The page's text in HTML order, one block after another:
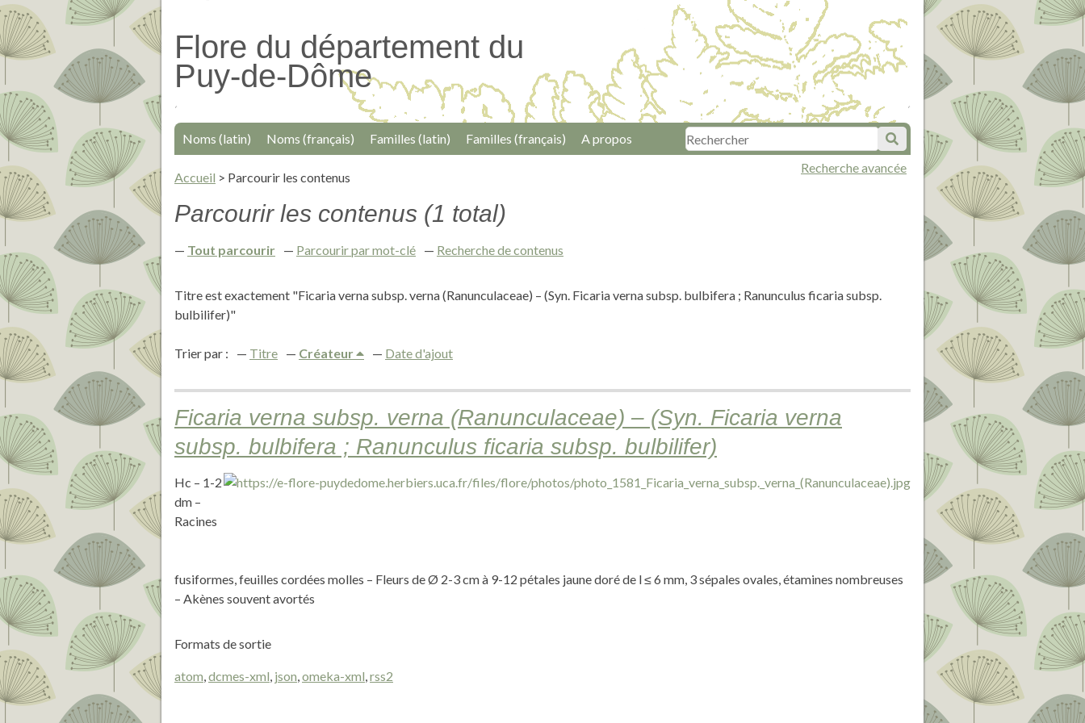
Passer
au
contenu
Flore du département du
Puy-de-Dôme
Recherche avancée
Noms (latin) Noms (français) Familles (latin) Familles (français) A propos
Accueil > Parcourir les contenus
Parcourir les contenus (1 total)
Tout parcourir Parcourir par mot-clé Recherche de contenus
Titre est exactement "Ficaria verna subsp. verna (Ranunculaceae) – (Syn. Ficaria verna subsp. bulbifera ; Ranunculus ficaria subsp.
bulbilifer)"
Trier par : Titre Créateur Date d'ajout
Ficaria verna subsp. verna (Ranunculaceae) – (Syn. Ficaria verna
subsp. bulbifera ; Ranunculus ficaria subsp. bulbilifer)
Hc – 1-2
dm –
Racines
fusiformes, feuilles cordées molles – Fleurs de Ø 2-3 cm à 9-12 pétales jaune doré de l ≤ 6 mm, 3 sépales ovales, étamines nombreuses
– Akènes souvent avortés
Formats de sortie
atom,dcmes-xml, json,omeka-xml,rss2